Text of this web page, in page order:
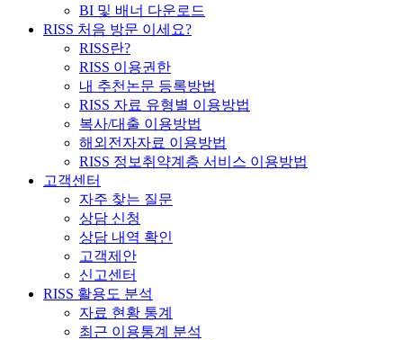
BI 및 배너 다운로드
RISS 처음 방문 이세요?
RISS란?
RISS 이용권한
내 추천논문 등록방법
RISS 자료 유형별 이용방법
복사/대출 이용방법
해외전자자료 이용방법
RISS 정보취약계층 서비스 이용방법
고객센터
자주 찾는 질문
상담 신청
상담 내역 확인
고객제안
신고센터
RISS 활용도 분석
자료 현황 통계
최근 이용통계 분석